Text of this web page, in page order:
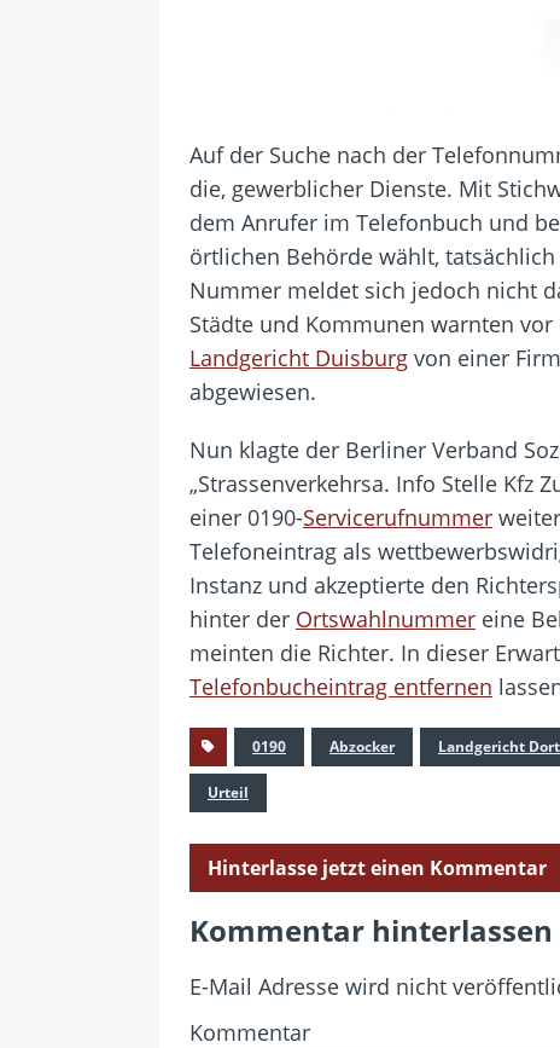
Auf der Suche nach der
die, gewerblicher Dienste. Mit
dem Anrufer im Telefonbuch und
örtlichen Behörde wählt,
Nummer meldet sich jedoch nicht
Städte und Kommunen warnten
Landgericht Duisburg von einer
abgewiesen.
Nun klagte der Berliner Verband
„Strassenverkehrsa. Info Stelle Kfz
einer 0190-Servicerufnummer
Telefoneintrag als
Instanz und akzeptierte den
hinter der Ortswahlnummer eine
meinten die Richter. In dieser
Telefonbucheintrag entfernen
0190 Abzocker Landgericht
Urteil
Hinterlasse jetzt einen Kommentar
Kommentar hinterlassen
E-Mail Adresse wird nicht
Kommentar